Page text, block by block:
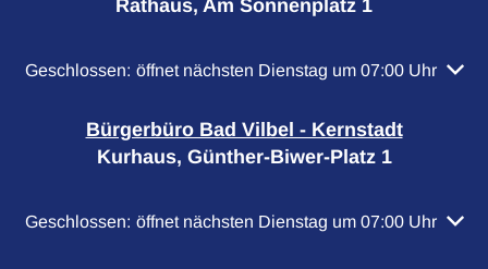
Rathaus, Am Sonnenplatz 1
Klicken, um weitere Öffnungs- oder Schließzeiten
Geschlossen: öffnet nächsten Dienstag um 07:00 Uhr
Bürgerbüro Bad Vilbel - Kernstadt
Kurhaus, Günther-Biwer-Platz 1
Klicken, um weitere Öffnungs- oder Schließzeiten
Geschlossen: öffnet nächsten Dienstag um 07:00 Uhr